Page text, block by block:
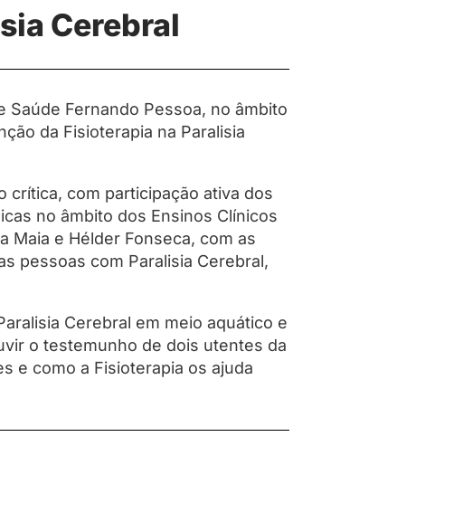
Cerebral
Saúde Fernando Pessoa, no âmbito
da Fisioterapia na Paralisia
crítica, com participação ativa dos
no âmbito dos Ensinos Clínicos
Maia e Hélder Fonseca, com as
pessoas com Paralisia Cerebral,
Cerebral em meio aquático e
o testemunho de dois utentes da
e como a Fisioterapia os ajuda